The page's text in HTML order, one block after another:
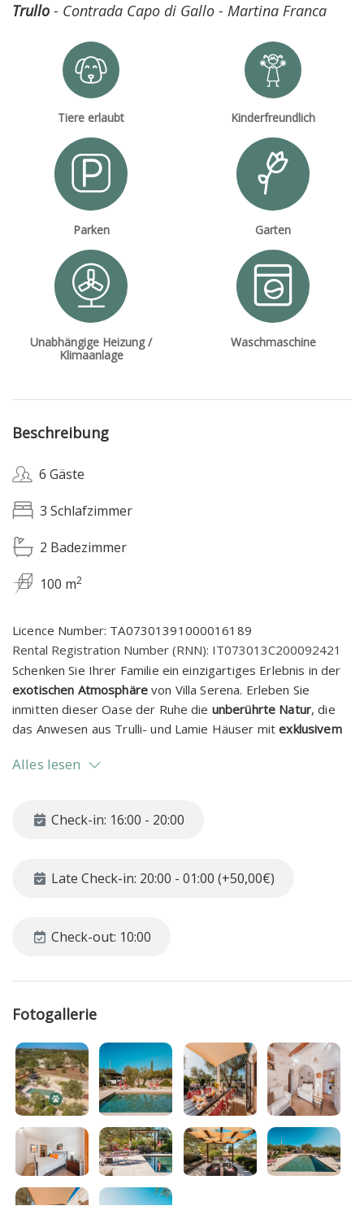
Trullo - Contrada Capo di Gallo - Martina Franca
Tiere erlaubt Kinderfreundlich
Parken Garten
Unabhängige Heizung /
Klimaanlage
Waschmaschine
Beschreibung
6 Gäste
3 Schlafzimmer
2 Badezimmer
100 m2
Licence Number: TA07301391000016189
Rental Registration Number (RNN): IT073013C200092421
Schenken Sie Ihrer Familie ein einzigartiges Erlebnis in der
exotischen Atmosphärevon Villa Serena. Erleben Sie
inmitten dieser Oase der Ruhe die unberührte Natur, die
das Anwesen aus Trulli- und Lamie Häuser mitexklusivem
gesündestenNaturschutzgebietes Bosco Selva
des wie in Stein gemeißelten Swimmingpools mitreißen. Für
Essbereichs im Freien, der mit einem großen Tisch
aufdecken, werden Sie Ihre Kinder, die auf den großen
verlieren. Umziehen ist eigentlich im Freien nur
Zeitvergeudung, lehnen Sie sich zurück und lassen Sie sich
von derleichten und warmen Brisedie am Sonnensegel
vorbeistreicht, verwöhnen.
Lustige Grillabende mit Lagerfeuerromantik
Das Naturschauspiel ist ein Traum, den Sie jeden Abend
mit offenen Augen erleben, bewundern Sie wie die Sonne
am Horizont untergeht und wie die
Alles lesen
Check-in: 16:00 - 20:00
Late Check-in: 20:00 - 01:00 (+50,00€)
Check-out: 10:00
Fotogallerie